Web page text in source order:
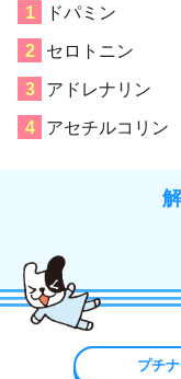
ドパミン
セロトニン
アドレナリン
アセチルコリン
プチ